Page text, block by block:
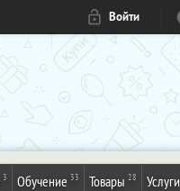
Войти
3 Обучение 33 Товары 28 Услуги